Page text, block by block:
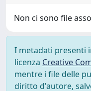
Non ci sono file
I metadati presenti
licenza Creative
mentre i file delle
diritto d'autore,